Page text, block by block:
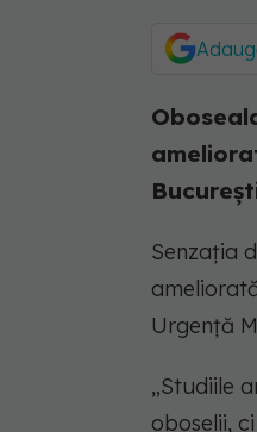
Senzația
Urgență
„Studiile
oboselii,